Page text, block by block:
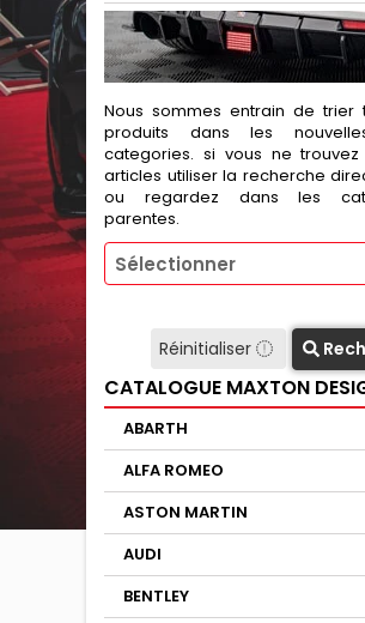
Nous sommes entrain de trier
produits dans les
categories. si vous ne
articles utiliser la recherche
ou regardez dans les
parentes.
Sélectionner
Réinitialiser
CATALOGUE MAXTON
ABARTH
ALFA ROMEO
ASTON MARTIN
AUDI
BENTLEY